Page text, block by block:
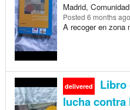
Madrid,
Posted 6 months ago
A recoger en zona
delivered
Libro
lucha contra